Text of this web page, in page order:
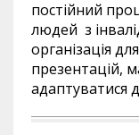
постійний
людей з
організація
презентацій,
адаптуватися